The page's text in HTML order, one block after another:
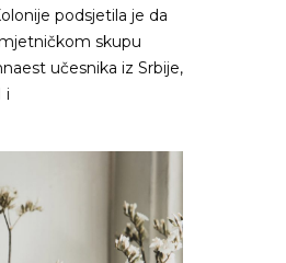
podsjetila je da
skupu
učesnika iz Srbije,
i